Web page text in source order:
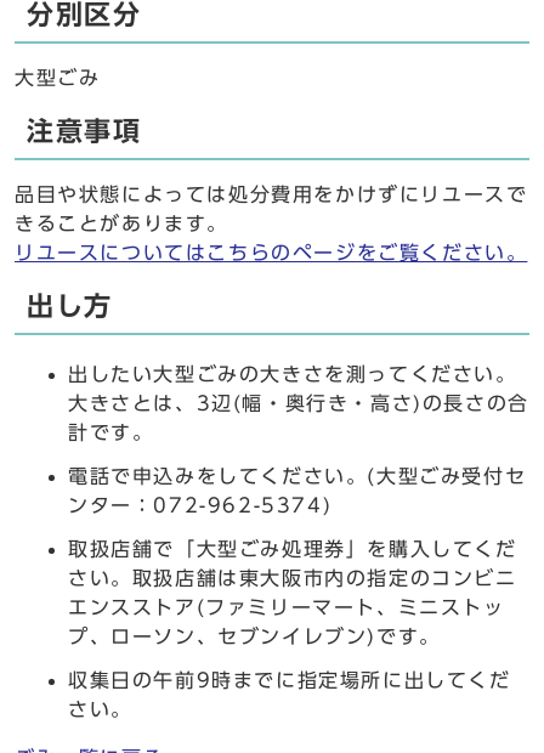
分別区分
大型ごみ
注意事項
品目や状態によっては処分費用をかけずにリユースで
きることがあります。
リユースについてはこちらのページをご覧ください。
出し方
出したい大型ごみの大きさを測ってください。
大きさとは、3辺(幅・奥行き・高さ)の長さの合
計です。
電話で申込みをしてください。(大型ごみ受付セ
ンター：072-962-5374)
取扱店舗で「大型ごみ処理券」を購入してくだ
さい。取扱店舗は東大阪市内の指定のコンビニ
エンスストア(ファミリーマート、ミニストッ
プ、ローソン、セブンイレブン)です。
収集日の午前9時までに指定場所に出してくだ
さい。